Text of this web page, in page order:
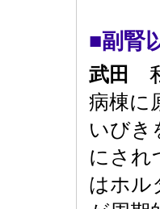
■副腎
武田
病棟に
いびき
にされ
はホル